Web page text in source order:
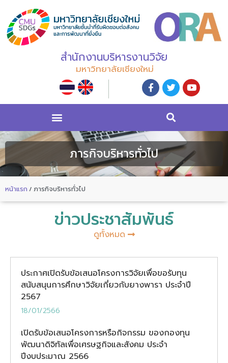
สำนักงานบริหารงานวิจัย
มหาวิทยาลัยเชียงใหม่
ภารกิจบริหารทั่วไป
หน้าแรก / ภารกิจบริหารทั่วไป
ข่าวประชาสัมพันธ์
ดูทั้งหมด
ประกาศเปิดรับข้อเสนอโครงการวิจัยเพื่อขอรับทุน
สนับสนุนการศึกษาวิจัยเกี่ยวกับยางพารา ประจำปี
2567
18/01/2566
เปิดรับข้อเสนอโครงการหรือกิจกรรม ของกองทุน
พัฒนาดิจิทัลเพื่อเศรษฐกิจและสังคม ประจำ
ปีงบประมาณ 2566